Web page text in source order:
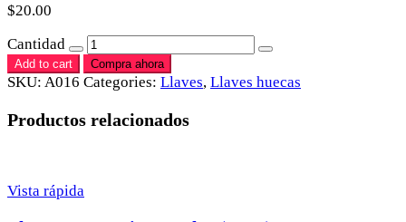
$20.00
Cantidad
Add to cart Compra ahora
SKU: A016 Categories: Llaves, Llaves huecas
Productos relacionados
Vista rápida